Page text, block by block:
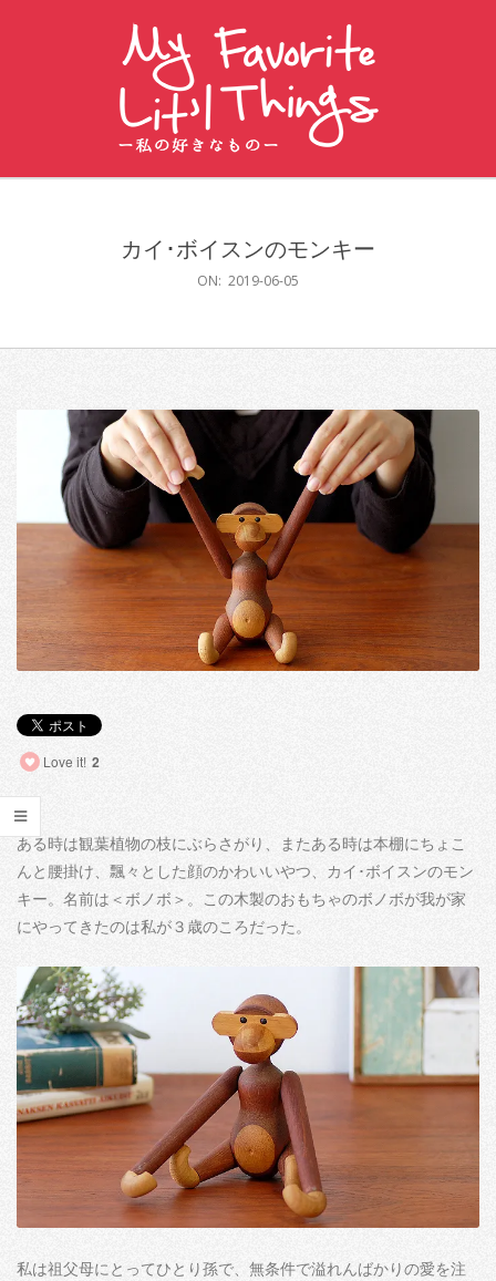
私
な
MY
FAVORITE
LIT'L
THINGS〜
カイ･ボイスンのモンキー
ON: 2019-06-05
Love it! 2
ある時は観葉植物の枝にぶらさがり、またある時は本棚にちょこ
んと腰掛け、飄々とした顔のかわいいやつ、カイ･ボイスンのモン
キー。名前は＜ボノボ＞。この木製のおもちゃのボノボが我が家
にやってきたのは私が３歳のころだった。
私は祖父母にとってひとり孫で、無条件で溢れんばかりの愛を注